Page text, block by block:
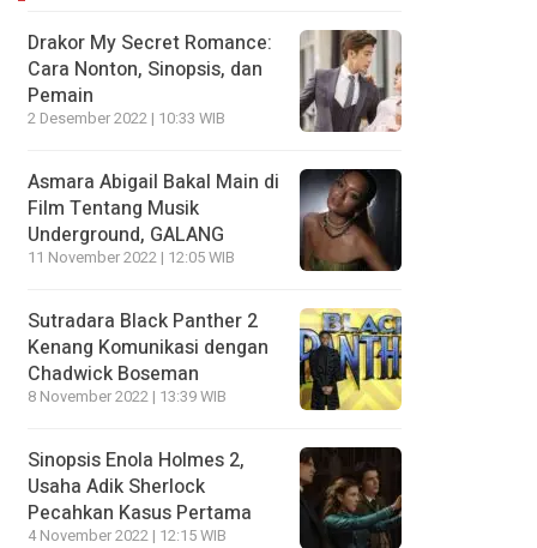
Drakor My Secret Romance:
Cara Nonton, Sinopsis, dan
Pemain
2 Desember 2022 | 10:33 WIB
Asmara Abigail Bakal Main di
Film Tentang Musik
Underground, GALANG
11 November 2022 | 12:05 WIB
Sutradara Black Panther 2
Kenang Komunikasi dengan
Chadwick Boseman
8 November 2022 | 13:39 WIB
Sinopsis Enola Holmes 2,
Usaha Adik Sherlock
Pecahkan Kasus Pertama
4 November 2022 | 12:15 WIB